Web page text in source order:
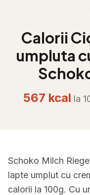
Calorii
umpluta
567 kcal la
Schoko Milch
lapte umplut cu
calorii la 100g. Cu